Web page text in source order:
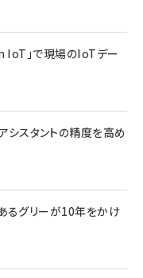
」で現場のIoTデー
シスタントの精度を高め
るグリーが10年をかけ